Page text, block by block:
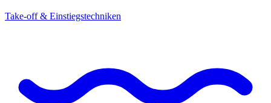
Take-off & Einstiegstechniken